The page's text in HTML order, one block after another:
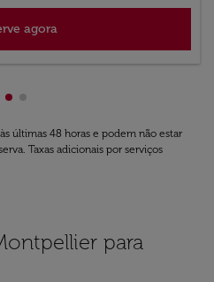
agora
Mostrando de cmp-
Mostrando de cmp-
últimas 48 horas e podem não estar
Taxas adicionais por serviços
para